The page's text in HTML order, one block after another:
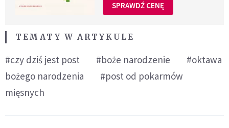
SPRAWDŹ CENĘ
TEMATY W ARTYKULE
#czy dziś jest post #boże narodzenie
#oktawa
bożego narodzenia
#post od pokarmów
mięsnych